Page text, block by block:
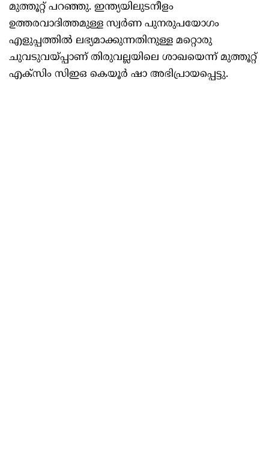
മുത്തൂറ്റ് പറഞ്ഞു. ഇന്ത്യയിലുടനീളം
ഉത്തരവാദിത്തമുള്ള സ്വര്‍ണ പുനരുപയോഗം
എളുപ്പത്തില്‍ ലഭ്യമാക്കുന്നതിനുള്ള മറ്റൊരു
ചുവടുവയ്പ്പാണ് തിരുവല്ലയിലെ ശാഖയെന്ന് മുത്തൂറ്റ്
എക്‌സിം സിഇഒ കെയൂര്‍ ഷാ അഭിപ്രായപ്പെട്ടു.